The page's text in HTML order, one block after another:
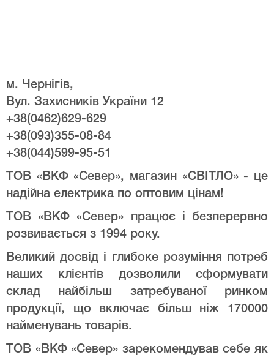
м. Чернігів,
Вул. Захисників України 12
+38(0462)629-629
+38(093)355-08-84
+38(044)599-95-51
ТОВ «ВКФ «Север», магазин «СВІТЛО» - це
надійна електрика по оптовим цінам!
ТОВ «ВКФ «Север» працює і безперервно
розвивається з 1994 року.
Великий досвід і глибоке розуміння потреб
наших клієнтів дозволили сформувати
склад найбільш затребуваної ринком
продукції, що включає більш ніж 170000
найменувань товарів.
ТОВ «ВКФ «Север» зарекомендував себе як